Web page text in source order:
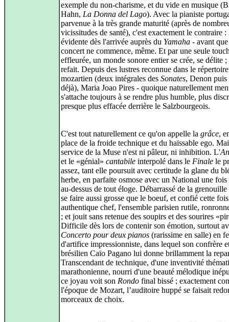
exemple du non-charisme, et du vide en musique
Hahn, La Donna del Lago). Avec la pianiste
parvenue à la très grande maturité (après de
vicissitudes de santé), c'est exactement le contraire :
évidente dès l'arrivée auprès du Yamaha - avant
concert ne commence, même. Et par une seule
effleurée, un monde sonore entier se crée, se délite ;
refait. Depuis des lustres reconnue dans le répertoire
mozartien (deux intégrales des Sonates, Denon
déjà), Maria Joao Pires - quoique naturellement
s'attache toujours à se rendre plus humble, plus
presque plus effacée derrière le Salzbourgeois.
C'est tout naturellement ce qu'on appelle la grâce,
place de la froide technique et du haïssable ego.
service de la Muse n'est ni pâleur, ni inhibition. L'
et le «génial» cantabile interpolé dans le Finale le
assez, tant elle poursuit avec certitude la glane du
herbe, en parfaite osmose avec un National une fois
au-dessus de tout éloge. Débarrassé de la
se faire aussi grosse que le boeuf, et confié cette
authentique chef, l'ensemble parisien rutile,
; et jouit sans retenue des soupirs et des sourires
Difficile dès lors de contenir son émotion, surtout
Concerto pour deux pianos (rarissime en salle) en
d'artifice impressionniste, dans lequel son confrère
brésilien Caïo Pagano lui donne brillamment la
Transcendant de technique, d'une inventivité
marathonienne, nourri d'une beauté mélodique
ce joyau voit son Rondo final bissé ; exactement
l'époque de Mozart, l’auditoire huppé se faisait
morceaux de choix.